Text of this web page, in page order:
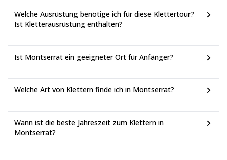
Welche Ausrüstung benötige ich für diese Klettertour?
Ist Kletterausrüstung enthalten?
Ist Montserrat ein geeigneter Ort für Anfänger?
Welche Art von Klettern finde ich in Montserrat?
Wann ist die beste Jahreszeit zum Klettern in
Montserrat?